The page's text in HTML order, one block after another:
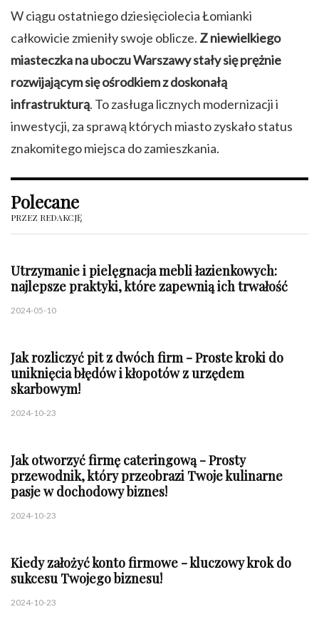
W ciągu ostatniego dziesięciolecia Łomianki
całkowicie zmieniły swoje oblicze. Z niewielkiego
miasteczka na uboczu Warszawy stały się prężnie
rozwijającym się ośrodkiem z doskonałą
infrastrukturą. To zasługa licznych modernizacji i
inwestycji, za sprawą których miasto zyskało status
znakomitego miejsca do zamieszkania.
Polecane
PRZEZ REDAKCJĘ
Utrzymanie i pielęgnacja mebli łazienkowych:
najlepsze praktyki, które zapewnią ich trwałość
2024-05-10
Jak rozliczyć pit z dwóch firm - Proste kroki do
uniknięcia błędów i kłopotów z urzędem
skarbowym!
2024-10-23
Jak otworzyć firmę cateringową - Prosty
przewodnik, który przeobrazi Twoje kulinarne
pasje w dochodowy biznes!
2024-10-23
Kiedy założyć konto firmowe - kluczowy krok do
sukcesu Twojego biznesu!
2024-10-23